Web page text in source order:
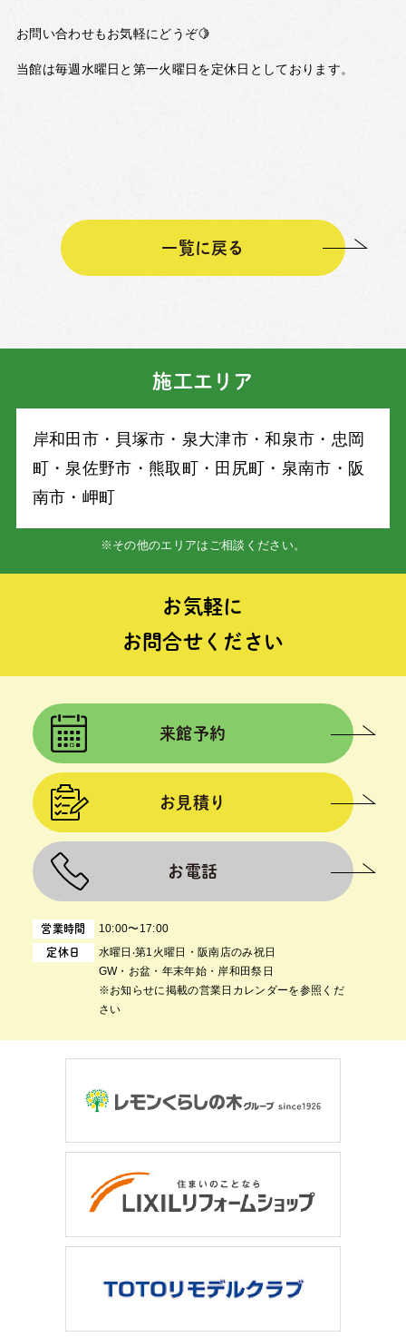
お問い合わせもお気軽にどうぞ🍋
当館は毎週水曜日と第一火曜日を定休日としております。
一覧に戻る
施工エリア
岸和⽥市・⾙塚市・泉⼤津市・和泉市・忠岡
町・泉佐野市・熊取町・⽥尻町・泉南市・阪
南市・岬町
※その他のエリアはご相談ください。
お気軽に
お問合せください
営業時間 10:00〜17:00
定休日
⽔曜⽇‧第1⽕曜⽇・阪南店のみ祝日
GW・お盆・年末年始・岸和田祭日
※お知らせに掲載の営業日カレンダーを参照くだ
さい
来館予約
お見積り
お電話